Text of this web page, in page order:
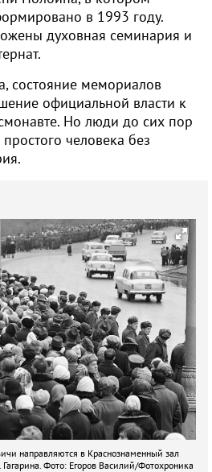
в 1993 году.
духовная семинария и
состояние мемориалов
официальной власти к
Но люди до сих пор
человека без
направляются в Краснознаменный зал
Фото: Егоров Василий/Фотохроника